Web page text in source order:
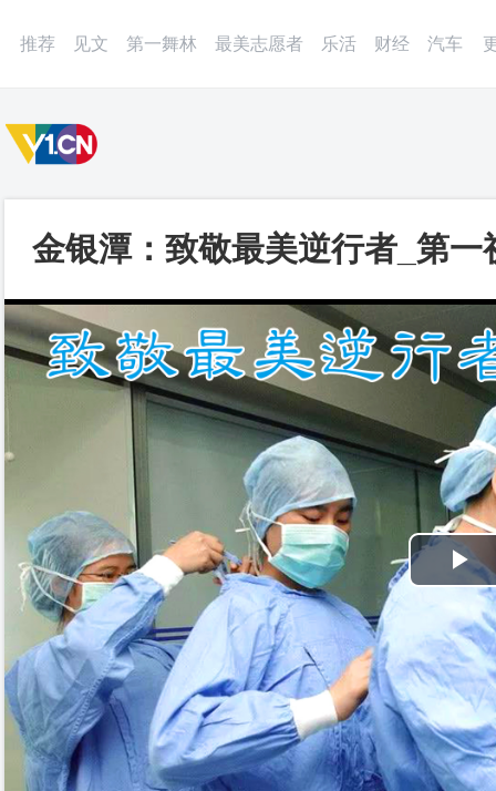
推荐 见文 第一舞林 最美志愿者 乐活 财经 汽车
金银潭：致敬最美逆行者_第一